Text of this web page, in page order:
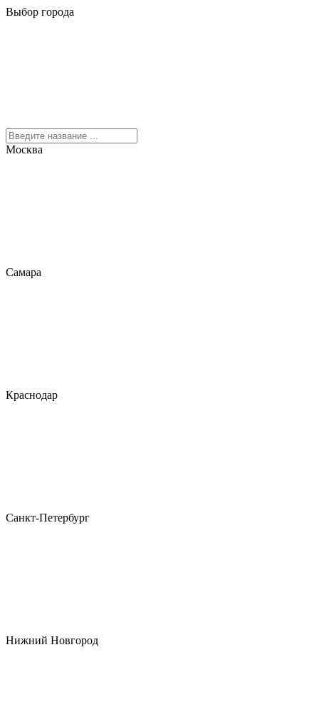
Выбор города
Москва
Самара
Краснодар
Санкт-Петербург
Нижний Новгород